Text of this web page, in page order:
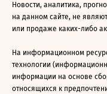
Новости, аналитика,
на данном сайте, не
или продаже каких-либо
На информационном
технологии
информации на основе
относящихся к